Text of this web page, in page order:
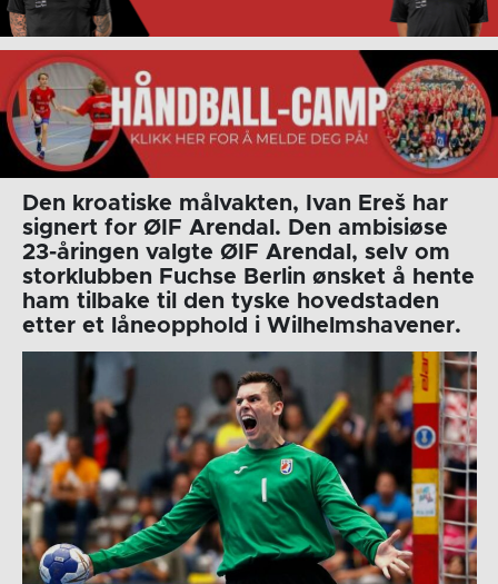
Den kroatiske målvakten, Ivan Ereš har
signert for ØIF Arendal. Den ambisiøse
23-åringen valgte ØIF Arendal, selv om
storklubben Fuchse Berlin ønsket å hente
ham tilbake til den tyske hovedstaden
etter et låneopphold i Wilhelmshavener.